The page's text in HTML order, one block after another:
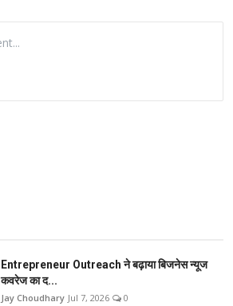
Entrepreneur Outreach ने बढ़ाया बिजनेस न्यूज
कवरेज का द...
Jay Choudhary Jul 7, 2026 0